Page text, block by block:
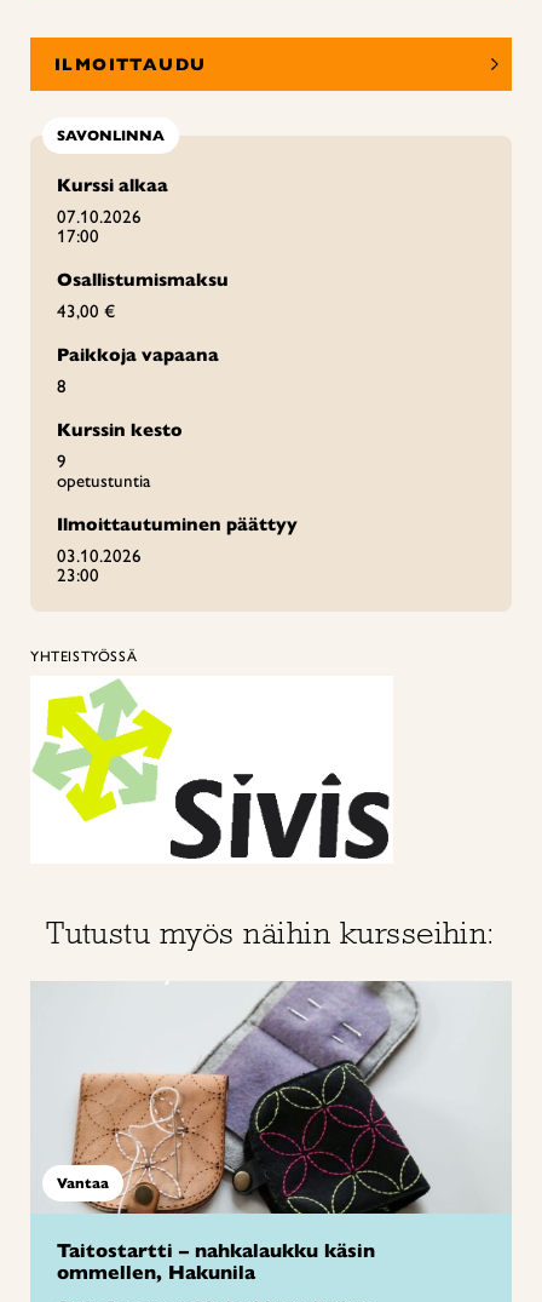
ILMOITTAUDU
SAVONLINNA
Kurssi alkaa
07.10.2026
17:00
Osallistumismaksu
43,00 €
Paikkoja vapaana
8
Kurssin kesto
9
opetustuntia
Ilmoittautuminen päättyy
03.10.2026
23:00
YHTEISTYÖSSÄ
Tutustu myös näihin kursseihin:
Vantaa
Taitostartti – nahkalaukku käsin
ommellen, Hakunila